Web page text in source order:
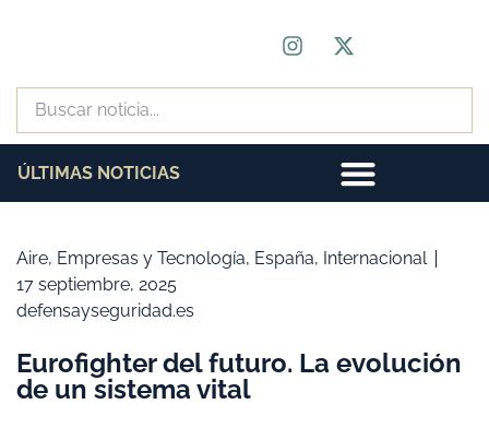
ÚLTIMAS NOTICIAS
Aire, Empresas y Tecnología, España, Internacional
17 septiembre, 2025
defensayseguridad.es
Eurofighter del futuro. La evolución
de un sistema vital